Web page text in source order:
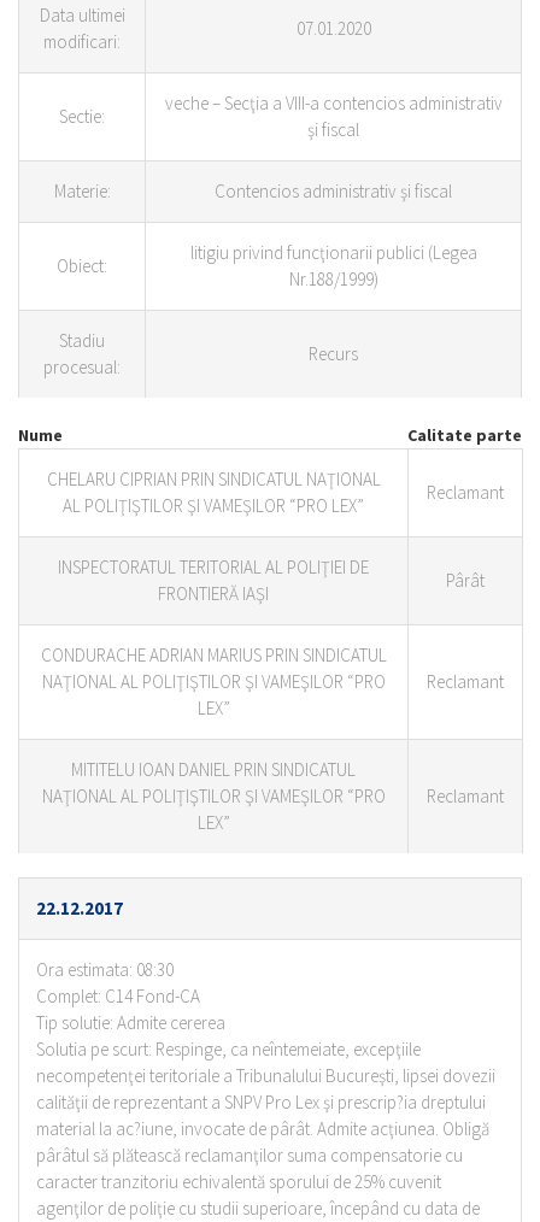
Data ultimei
modificari:
07.01.2020
Sectie:
veche – Secţia a VIII-a contencios administrativ
şi fiscal
Materie: Contencios administrativ şi fiscal
Obiect:
litigiu privind funcţionarii publici (Legea
Nr.188/1999)
Stadiu
procesual:
Recurs
Nume Calitate parte
CHELARU CIPRIAN PRIN SINDICATUL NAŢIONAL
AL POLIŢIŞTILOR ŞI VAMEŞILOR “PRO LEX”
Reclamant
INSPECTORATUL TERITORIAL AL POLIŢIEI DE
FRONTIERĂ IAŞI
Pârât
CONDURACHE ADRIAN MARIUS PRIN SINDICATUL
NAŢIONAL AL POLIŢIŞTILOR ŞI VAMEŞILOR “PRO
LEX”
Reclamant
MITITELU IOAN DANIEL PRIN SINDICATUL
NAŢIONAL AL POLIŢIŞTILOR ŞI VAMEŞILOR “PRO
LEX”
Reclamant
22.12.2017
Ora estimata: 08:30
Complet: C14 Fond-CA
Tip solutie: Admite cererea
Solutia pe scurt: Respinge, ca neîntemeiate, excepţiile
necompetenţei teritoriale a Tribunalului Bucureşti, lipsei dovezii
calităţii de reprezentant a SNPV Pro Lex şi prescrip?ia dreptului
material la ac?iune, invocate de pârât. Admite acţiunea. Obligă
pârâtul să plătească reclamanţilor suma compensatorie cu
caracter tranzitoriu echivalentă sporului de 25% cuvenit
agenţilor de poliţie cu studii superioare, începând cu data de